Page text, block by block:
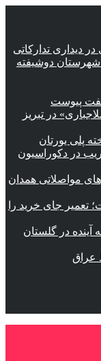
دیداری تدارکاتی
دیّر: ۲۰ مدرسه شهرستان دوشیفته
پیوست
در تبریز
پلی یورتان
در دکوراسیون
در محورهای مواصلاتی همدان
تعمیر جای خرید را
آینده در گلستان
عراق